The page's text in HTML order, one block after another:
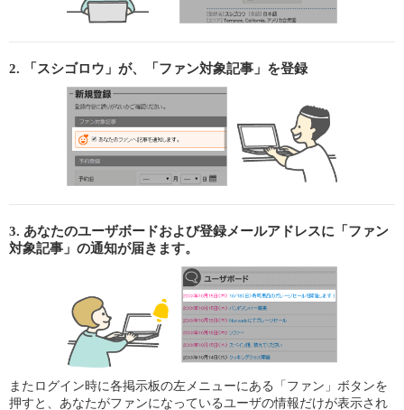
2. 「スシゴロウ」が、「ファン対象記事」を登録
3. あなたのユーザボードおよび登録メールアドレスに「ファン
対象記事」の通知が届きます。
またログイン時に各掲示板の左メニューにある「ファン」ボタンを
押すと、あなたがファンになっているユーザの情報だけが表示され